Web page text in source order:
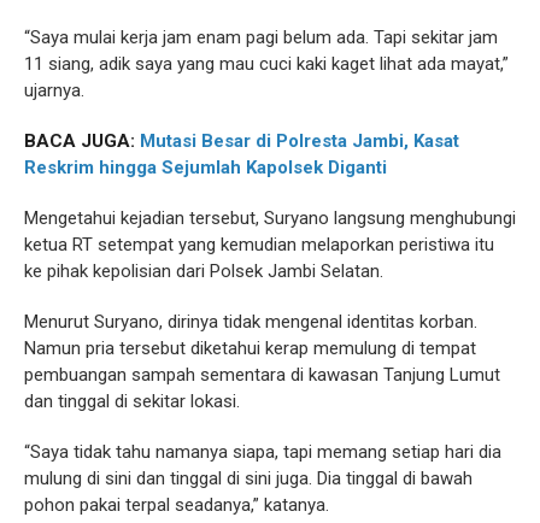
“Saya mulai kerja jam enam pagi belum ada. Tapi sekitar jam
11 siang, adik saya yang mau cuci kaki kaget lihat ada mayat,”
ujarnya.
BACA JUGA: Mutasi Besar di Polresta Jambi, Kasat
Reskrim hingga Sejumlah Kapolsek Diganti
Mengetahui kejadian tersebut, Suryano langsung menghubungi
ketua RT setempat yang kemudian melaporkan peristiwa itu
ke pihak kepolisian dari Polsek Jambi Selatan.
Menurut Suryano, dirinya tidak mengenal identitas korban.
Namun pria tersebut diketahui kerap memulung di tempat
pembuangan sampah sementara di kawasan Tanjung Lumut
dan tinggal di sekitar lokasi.
“Saya tidak tahu namanya siapa, tapi memang setiap hari dia
mulung di sini dan tinggal di sini juga. Dia tinggal di bawah
pohon pakai terpal seadanya,” katanya.